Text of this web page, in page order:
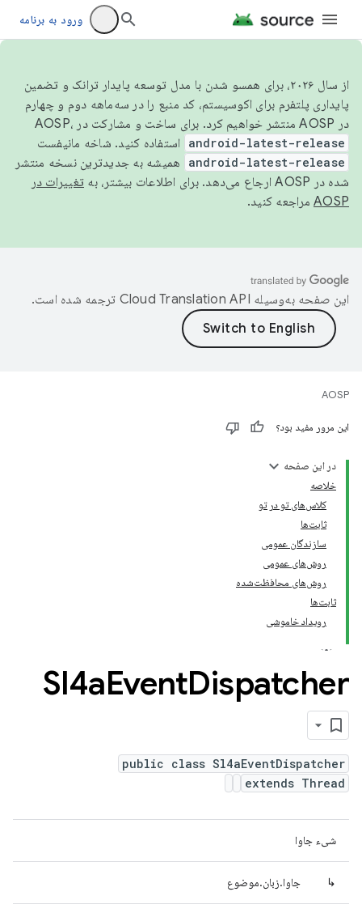
ورود به برنامه
از سال ۲۰۲۶، برای همسو شدن با مدل توسعه پایدار ترانک و تضمین
پایداری پلتفرم برای اکوسیستم، کد منبع را در سه‌ماهه دوم و چهارم
در AOSP منتشر خواهیم کرد. برای ساخت و مشارکت در AOSP،
android-latest-release استفاده کنید. شاخه مانیفست
android-latest-release
همیشه به جدیدترین نسخه منتشر
شده در AOSP ارجاع می‌دهد. برای اطلاعات بیشتر، به
تغییرات در
AOSP مراجعه کنید.
این صفحه به‌وسیله ترجمه شده است.
AOSP
این مرور مفید بود؟
در این صفحه
خلاصه
کلاس‌های تو در تو
ثابت‌ها
سازندگان عمومی
روش‌های عمومی
روش‌های محافظت‌شده
ثابت‌ها
رویداد خاموشی
Sl4aEventDispatcher
public class Sl4aEventDispatcher
extends Thread
شیء جاوا
↳ جاوا.زبان.موضوع